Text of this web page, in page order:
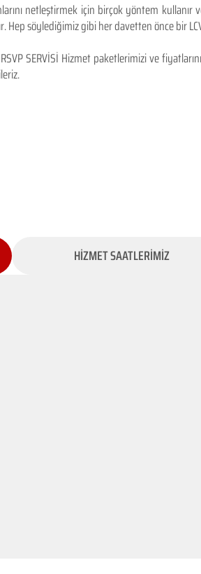
netleştirmek için birçok yöntem kullanır
Hep söylediğimiz gibi her davetten önce bir
SERVİSİ Hizmet paketlerimizi ve
HİZMET SAATLERİMİZ